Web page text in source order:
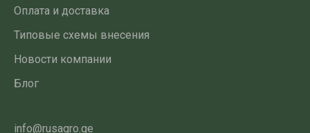
Оплата и доставка
Типовые схемы внесения
Новости компании
Блог
info@rusagro.ge